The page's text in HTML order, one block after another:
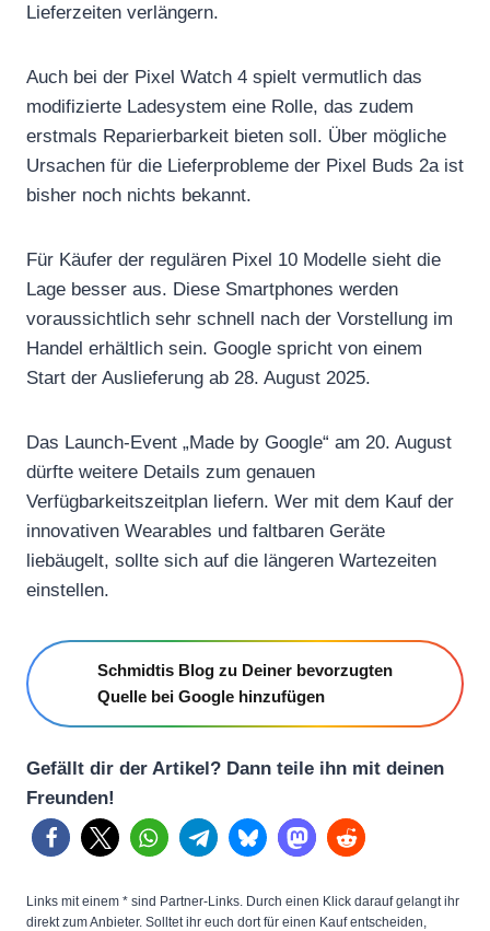
Lieferzeiten verlängern.
Auch bei der Pixel Watch 4 spielt vermutlich das
modifizierte Ladesystem eine Rolle, das zudem
erstmals Reparierbarkeit bieten soll. Über mögliche
Ursachen für die Lieferprobleme der Pixel Buds 2a ist
bisher noch nichts bekannt.
Für Käufer der regulären Pixel 10 Modelle sieht die
Lage besser aus. Diese Smartphones werden
voraussichtlich sehr schnell nach der Vorstellung im
Handel erhältlich sein. Google spricht von einem
Start der Auslieferung ab 28. August 2025.
Das Launch-Event „Made by Google“ am 20. August
dürfte weitere Details zum genauen
Verfügbarkeitszeitplan liefern. Wer mit dem Kauf der
innovativen Wearables und faltbaren Geräte
liebäugelt, sollte sich auf die längeren Wartezeiten
einstellen.
Schmidtis Blog zu Deiner bevorzugten
Quelle bei Google hinzufügen
Gefällt dir der Artikel? Dann teile ihn mit deinen
Freunden!
Links mit einem * sind Partner-Links. Durch einen Klick darauf gelangt ihr
direkt zum Anbieter. Solltet ihr euch dort für einen Kauf entscheiden,